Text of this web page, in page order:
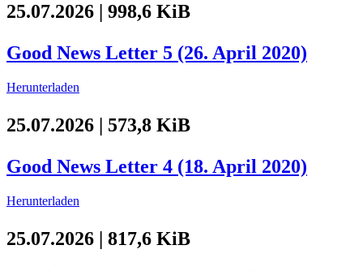
25.07.2026 | 998,6 KiB
Good News Letter 5 (26. April 2020)
Herunterladen
25.07.2026 | 573,8 KiB
Good News Letter 4 (18. April 2020)
Herunterladen
25.07.2026 | 817,6 KiB